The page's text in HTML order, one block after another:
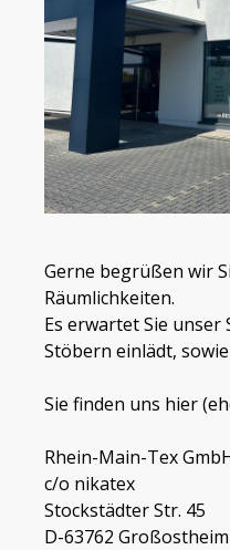
Gerne begrüßen wir
Räumlichkeiten.
Es erwartet Sie unser
Stöbern einlädt,
Sie finden uns hier
Rhein-Main-Tex
c/o nikatex
Stockstädter Str. 45
D-63762 Großostheim